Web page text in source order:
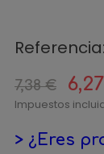
Referencia:
7,38 €
Impuestos
> ¿Eres